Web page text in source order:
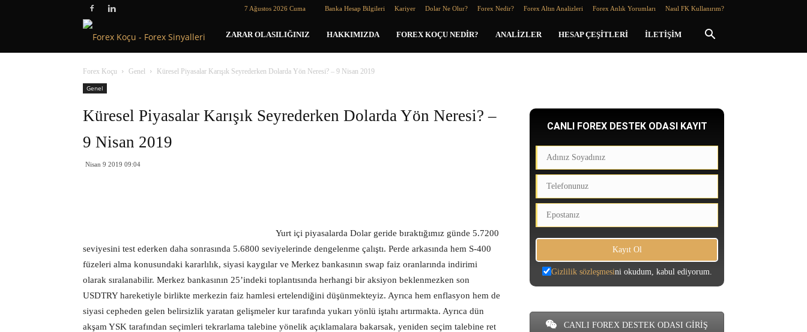
7 Ağustos 2026 Cuma Banka Hesap Bilgileri Kariyer Dolar Ne Olur? Forex Nedir? Forex Altın Analizleri Forex Anlık Yorumları Nasıl FK Kullanırım?
Forex
Koçu
ZARAR OLASILIĞINIZ HAKKIMIZDA FOREX KOÇU NEDIR? ANALIZLER HESAP ÇEŞITLERI İLETIŞIM
Forex Koçu Genel
Küresel Piyasalar Karışık Seyrederken Dolarda Yön Neresi? – 9 Nisan 2019
Genel
Küresel Piyasalar Karışık Seyrederken Dolarda Yön Neresi? –
9 Nisan 2019
Nisan 9 2019 09:04
Yurt içi piyasalarda Dolar geride bıraktığımız günde 5.7200
seviyesini test ederken daha sonrasında 5.6800 seviyelerinde dengelenme çalıştı. Perde arkasında hem S-400
füzeleri alma konusundaki kararlılık, siyasi kaygılar ve Merkez bankasının swap faiz oranlarında indirimi
olarak sıralanabilir. Merkez bankasının 25’indeki toplantısında herhangi bir aksiyon beklenmezken son
USDTRY hareketiyle birlikte merkezin faiz hamlesi ertelendiğini düşünmekteyiz. Ayrıca hem enflasyon hem de
siyasi cepheden gelen belirsizlik yaratan gelişmeler kur tarafında yukarı yönlü iştahı artırmakta. Ayrıca dün
akşam YSK tarafından seçimleri tekrarlama talebine yönelik açıklamalara bakarsak, yeniden seçim talebine ret
CANLI FOREX DESTEK ODASI KAYIT
Gizlilik sözleşmesini okudum, kabul ediyorum.
CANLI FOREX DESTEK ODASI GİRİŞ